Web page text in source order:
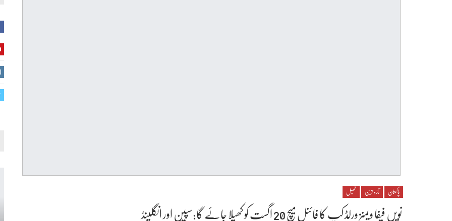
پاکستان تازہ ترین کھیل
نویں فیفا ویمنز ورلڈ کپ کا فائنل میچ 20 اگست کو کھیلا جائے گا:سپین اور انگلینڈ